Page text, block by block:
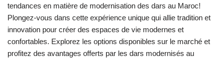
tendances en matière de modernisation des dars au Maroc!
Plongez-vous dans cette expérience unique qui allie tradition et
innovation pour créer des espaces de vie modernes et
confortables. Explorez les options disponibles sur le marché et
profitez des avantages offerts par les dars modernisés au